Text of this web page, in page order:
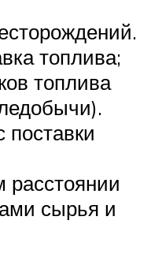
топлива;
топлива
поставки
сырья и